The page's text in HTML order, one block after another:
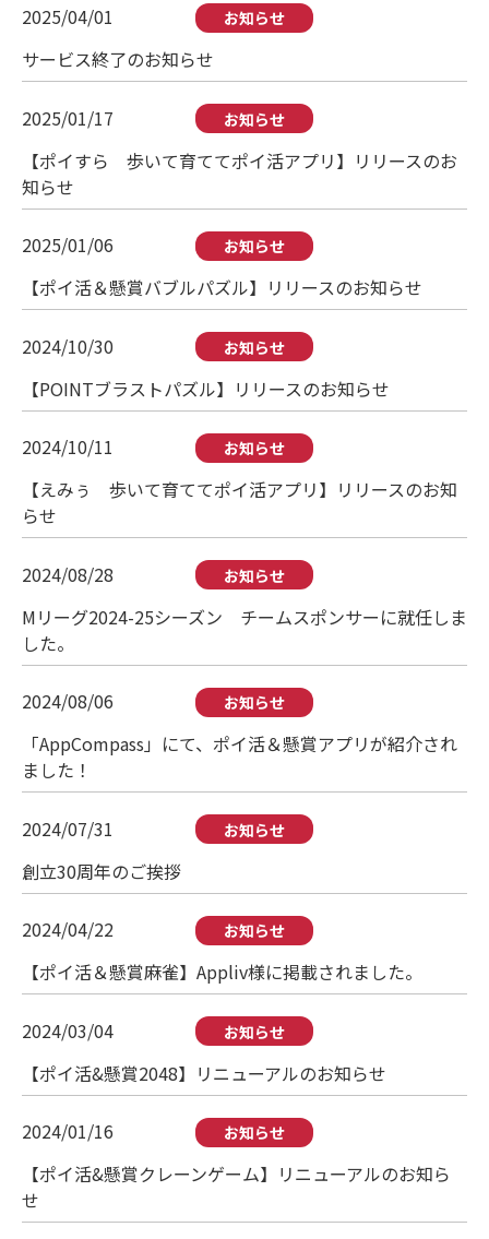
2025/04/01 お知らせ
サービス終了のお知らせ
2025/01/17 お知らせ
【ポイすら 歩いて育ててポイ活アプリ】リリースのお
知らせ
2025/01/06 お知らせ
【ポイ活＆懸賞バブルパズル】リリースのお知らせ
2024/10/30 お知らせ
【POINTブラストパズル】リリースのお知らせ
2024/10/11 お知らせ
【えみぅ 歩いて育ててポイ活アプリ】リリースのお知
らせ
2024/08/28 お知らせ
Mリーグ2024-25シーズン チームスポンサーに就任しま
した。
2024/08/06 お知らせ
「AppCompass」にて、ポイ活＆懸賞アプリが紹介され
ました！
2024/07/31 お知らせ
創立30周年のご挨拶
2024/04/22 お知らせ
【ポイ活＆懸賞麻雀】Appliv様に掲載されました。
2024/03/04 お知らせ
【ポイ活&懸賞2048】リニューアルのお知らせ
2024/01/16 お知らせ
【ポイ活&懸賞クレーンゲーム】リニューアルのお知ら
せ